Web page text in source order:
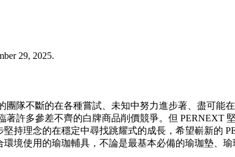
29, 2025.
隊不斷的在各種嘗試、未知中努力進步著、盡可能
許多參差不齊的白牌商品削價競爭。但 PERNEXT
持理念的在穩定中尋找跳耀式的成長，希望嶄新的
境使用的瑜珈輔具，不論是最基本必備的瑜珈墊、